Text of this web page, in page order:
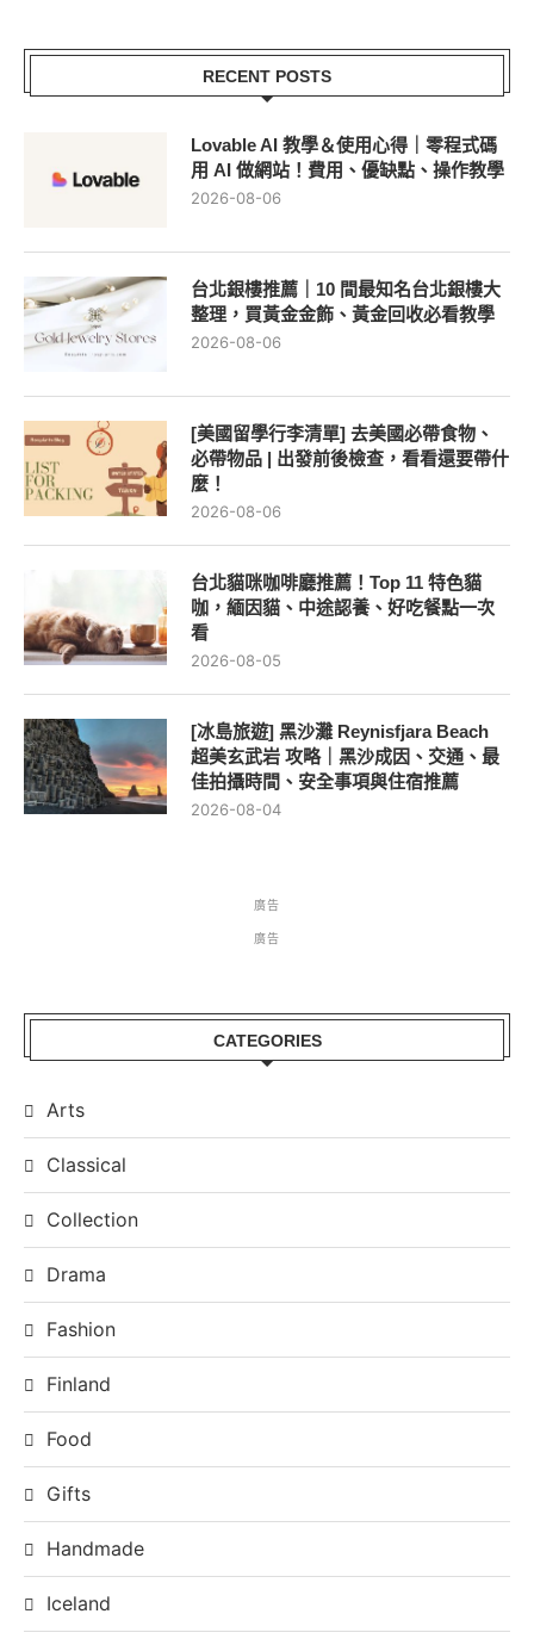
RECENT POSTS
Lovable AI 教學＆使用心得｜零程式碼
用 AI 做網站！費用、優缺點、操作教學
2026-08-06
台北銀樓推薦｜10 間最知名台北銀樓大
整理，買黃金金飾、黃金回收必看教學
2026-08-06
[美國留學行李清單] 去美國必帶食物、
必帶物品 | 出發前後檢查，看看還要帶什
麼！
2026-08-06
台北貓咪咖啡廳推薦！Top 11 特色貓
咖，緬因貓、中途認養、好吃餐點一次
看
2026-08-05
[冰島旅遊] 黑沙灘 Reynisfjara Beach
超美玄武岩 攻略｜黑沙成因、交通、最
佳拍攝時間、安全事項與住宿推薦
2026-08-04
廣告
廣告
CATEGORIES
Arts
Classical
Collection
Drama
Fashion
Finland
Food
Gifts
Handmade
Iceland